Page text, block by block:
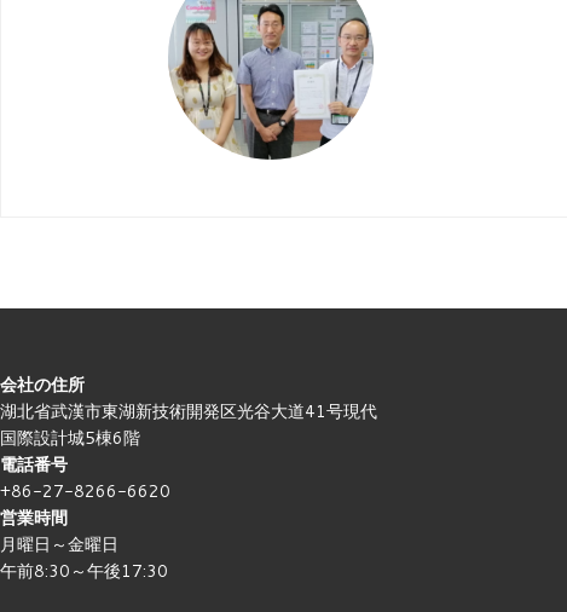
会社の住所
湖北省武漢市東湖新技術開発区光谷大道41号現代
国際設計城5棟6階
電話番号
+86-27-8266-6620
営業時間
月曜日～金曜日
午前8:30～午後17:30